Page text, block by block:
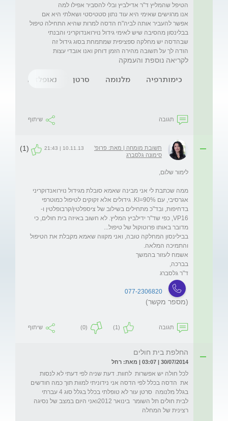
אנו מרגישים שאימי היא עוד נתון סטטיסטי ושאלתי היא אם
אפשר להעביר אותה לביה"ח הדסה למרות שהיא התחילה טיפול
בבלינסון מהסיבה שיש לאימי גידול נוירואנדוקריני והבנתי
הודה לך על תשובה מהירה הזמן דוחק ואנו אובדי עצות
לקריאה נוספת והעמקה
כימותרפיה מלנומה סרטן נאופלזיה
תגובה שיתוף
תשובת מומחה | מאת: פרופ'
סימונה גלסברג
10.11.13 | 21:43
(1)
ממה שכתבת לי אני מבינה שאמא סובלת מגידול נוירואנדוקריני
אגרסיבי, עם KI=90%. גידולים אלא זקוקים לטיפול כמוטרפי
בדחיפות, ובד"כ מתחילים בשילוב של ציספלטין/קרבופלטין ו-
VP16, כפי שד"ר ידילביץ המליץ. לא חשוב באיזה בית חולים, כי
בבילינסון המחלקה טובה, ואני מקווה שאמא מקבלת את הטיפול
ד"ר גלסברג
077-2306820
(מספר מקשר)
תגובה (1)
(0) שיתוף
החלפת בית חולים
30/07/2014 | 03:07 | מאת: רחל
לכל חולה יש אפשרות  לחוות. דעת שניה לפי דעתי לא לנסות
את  הדסה בכלל לפי הדסה אני נידוניתי למוות תוך כמה חודשים
בגלל מלנומה  סרטן עור לא טופלתי בכלל בגלל סוג 4 עברתי
לבית חולים תל השומר  בינואר 2012ואני היום במצב של נסיגה
רצינית של המחלה